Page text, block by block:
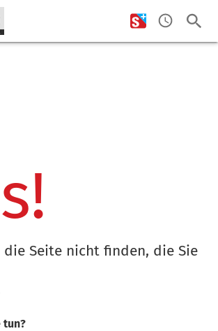
Seite nicht finden, die Sie
tun?